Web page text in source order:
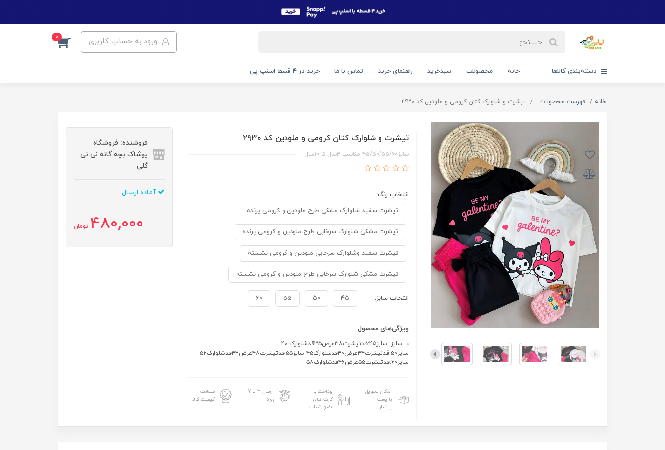
ورود به حساب کاربری 0
دسته‌بندی کالاها خانه محصولات سبدخرید راهنمای خرید تماس با ما خرید در 4 قسط اسنپ پی
خانه فهرست محصولات تیشرت و شلوارک کتان کرومی و ملودین کد ۲۹۳۰
تیشرت و شلوارک کتان کرومی و ملودین کد ۲۹۳۰
سایز۴۵/۵۰/۵۵/۶۰ مناسب ۴سال تا ۱۰سال
انتخاب رنگ:
تیشرت سفید شلوارک مشکی طرح ملودین و کرومی پرنده
تیشرت مشکی شلوارک سرخابی طرح ملودین و کرومی پرنده
تیشرت سفید وشلوارک سرخابی ملودین و کرومی نشسته
تیشرت مشکی شلوارک سرخابی طرح ملودین و کرومی نشسته
انتخاب سایز: 45
50
55
60
ویژگی‌های محصول
سایز: سایز۴۵:قدتیشرت۳۸عرض۳۵قدشلوارک ۴۰
سایز۵۰:قدتیشرت۴۴عرض۴۰قدشلوارک۴۵ سایز۵۵:قدتیشرت۴۸عرض۴۳قدشلوارک۵۲
سایز۶۰:قدتیشرت۵۵عرض۴۶قدشلوارک۵۸
امکان تحویل
با پست
پیشتاز
پرداخت با
کارت های
عضو شتاب
ارسال 3 تا 7
روزه
ضمانت
کیفیت کالا
فروشنده: فروشگاه
پوشاک بچه گانه نی نی
گلی
آماده ارسال
480,000 تومان